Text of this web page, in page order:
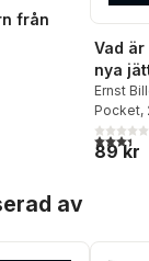
från
Vad är
nya
Ernst
Pocket,
3,4utav
89 kr
av